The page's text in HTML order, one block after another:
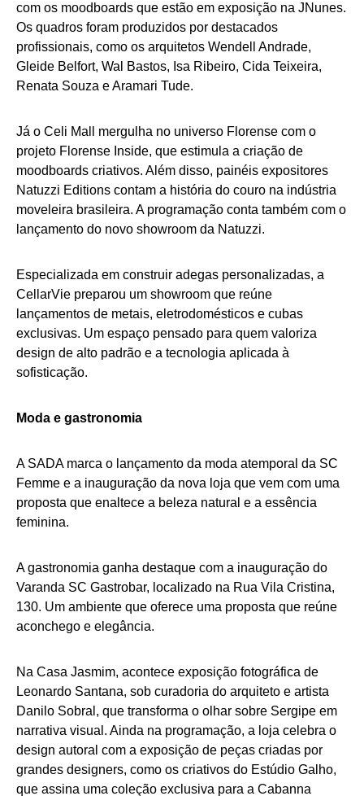
com os moodboards que estão em exposição na JNunes.
Os quadros foram produzidos por destacados
profissionais, como os arquitetos Wendell Andrade,
Gleide Belfort, Wal Bastos, Isa Ribeiro, Cida Teixeira,
Renata Souza e Aramari Tude.
Já o Celi Mall mergulha no universo Florense com o
projeto Florense Inside, que estimula a criação de
moodboards criativos. Além disso, painéis expositores
Natuzzi Editions contam a história do couro na indústria
moveleira brasileira. A programação conta também com o
lançamento do novo showroom da Natuzzi.
Especializada em construir adegas personalizadas, a
CellarVie preparou um showroom que reúne
lançamentos de metais, eletrodomésticos e cubas
exclusivas. Um espaço pensado para quem valoriza
design de alto padrão e a tecnologia aplicada à
sofisticação.
Moda e gastronomia
A SADA marca o lançamento da moda atemporal da SC
Femme e a inauguração da nova loja que vem com uma
proposta que enaltece a beleza natural e a essência
feminina.
A gastronomia ganha destaque com a inauguração do
Varanda SC Gastrobar, localizado na Rua Vila Cristina,
130. Um ambiente que oferece uma proposta que reúne
aconchego e elegância.
Na Casa Jasmim, acontece exposição fotográfica de
Leonardo Santana, sob curadoria do arquiteto e artista
Danilo Sobral, que transforma o olhar sobre Sergipe em
narrativa visual. Ainda na programação, a loja celebra o
design autoral com a exposição de peças criadas por
grandes designers, como os criativos do Estúdio Galho,
que assina uma coleção exclusiva para a Cabanna